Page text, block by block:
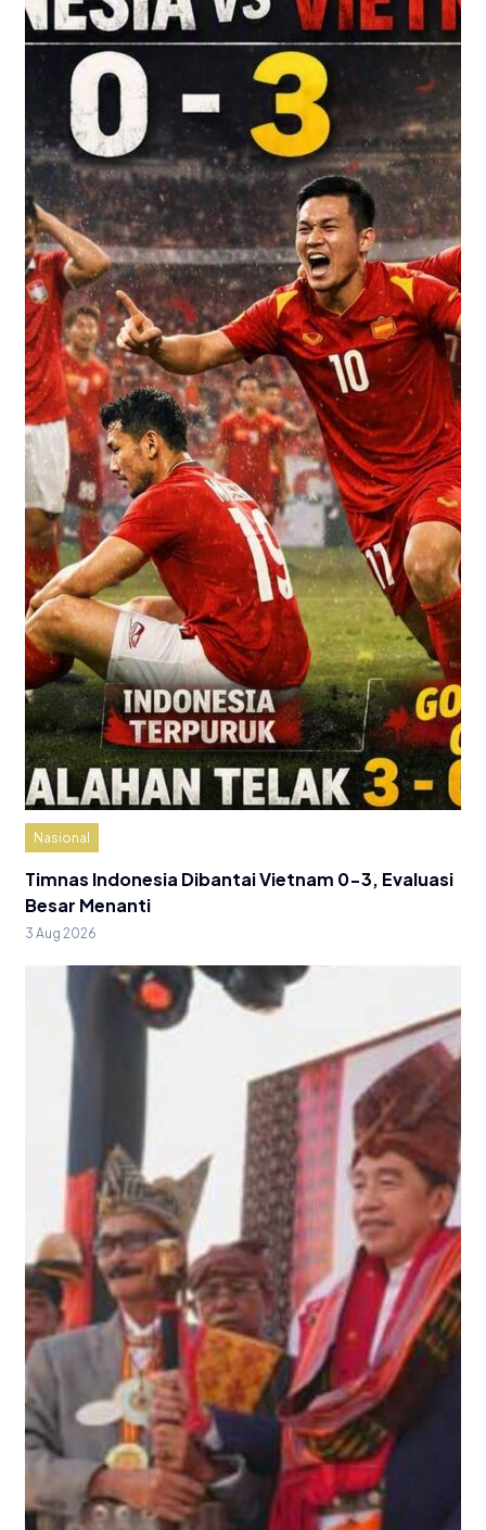
Nasional
Timnas Indonesia Dibantai Vietnam 0-3, Evaluasi
Besar Menanti
3 Aug 2026